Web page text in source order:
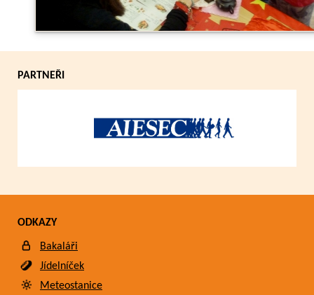
PARTNEŘI
ODKAZY
Bakaláři
Jídelníček
Meteostanice